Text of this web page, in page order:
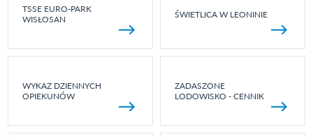
TSSE EURO-PARK
WISŁOSAN
ŚWIETLICA W LEONINIE
WYKAZ DZIENNYCH
OPIEKUNÓW
ZADASZONE
LODOWISKO - CENNIK